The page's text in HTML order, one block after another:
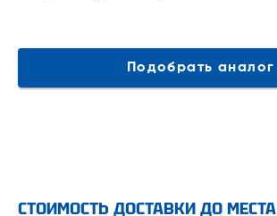
Подобрать аналог
СТОИМОСТЬ ДОСТАВКИ ДО МЕСТА